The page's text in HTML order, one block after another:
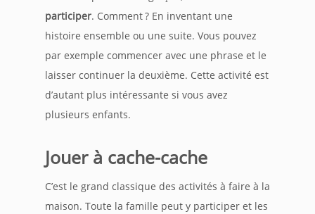
participer. Comment ? En inventant une
histoire ensemble ou une suite. Vous pouvez
par exemple commencer avec une phrase et le
laisser continuer la deuxième. Cette activité est
d’autant plus intéressante si vous avez
plusieurs enfants.
Jouer à cache-cache
C’est le grand classique des activités à faire à la
maison. Toute la famille peut y participer et les